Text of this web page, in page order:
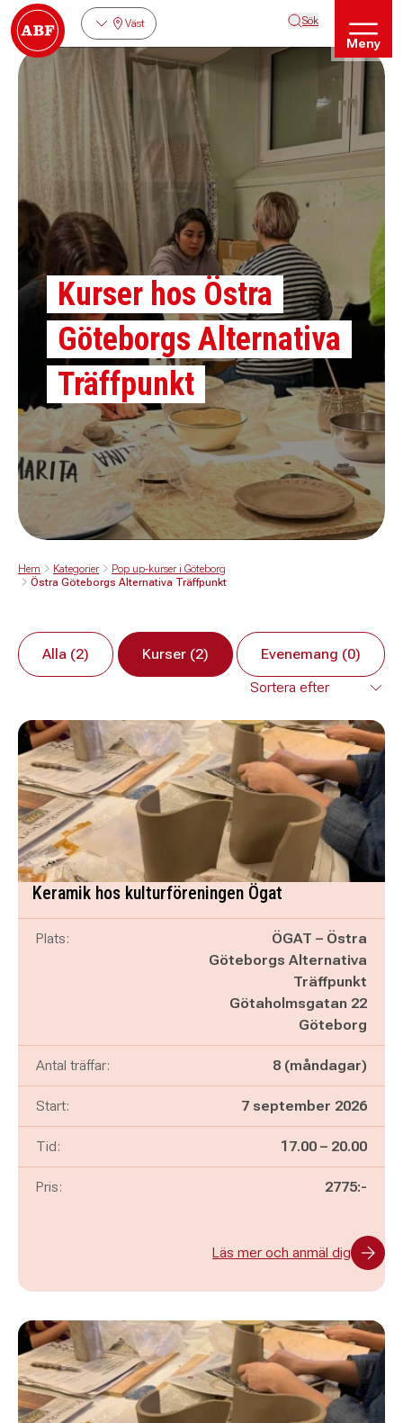
Väst Sök
Meny
Kurser hos Östra
Göteborgs Alternativa
Träffpunkt
Hem Kategorier
Pop up-kurser i Göteborg
Östra Göteborgs Alternativa Träffpunkt
Alla (2) Kurser (2) Evenemang (0)
Keramik hos kulturföreningen Ögat
Plats:
ÖGAT – Östra
Göteborgs Alternativa
Träffpunkt
Götaholmsgatan 22
Göteborg
Antal träffar: 8 (måndagar)
Start: 7 september 2026
Tid: Pågår mellan
17.00 – och
20.00
Pris: 2775:-
Läs mer och anmäl dig